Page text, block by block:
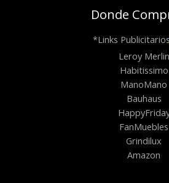
Donde
*Links Publicitarios
Leroy Merlin
Habitissimo
ManoMano
Bauhaus
FanMuebles
Grindilux
Amazon